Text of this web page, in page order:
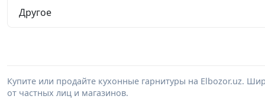
Другое
Купите или продайте кухонные гарнитуры на Elbozor.uz.
от частных лиц и магазинов.